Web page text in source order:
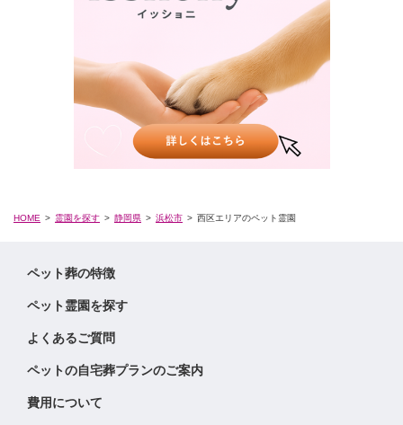
HOME 霊園を探す 静岡県 浜松市 西区エリアのペット霊園
ペット葬の特徴
ペット霊園を探す
よくあるご質問
ペットの自宅葬プランのご案内
費用について